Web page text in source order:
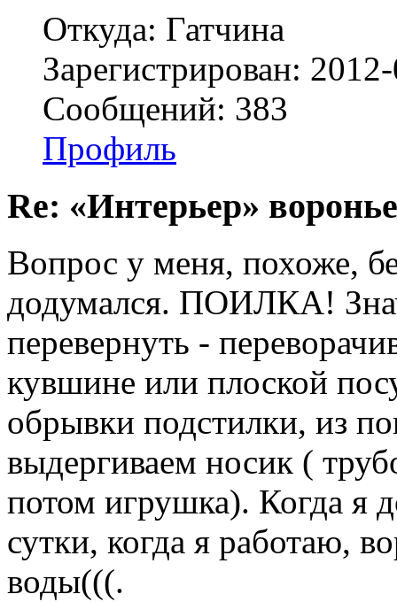
Откуда: Гатчина
Зарегистрирован:
Сообщений: 383
Профиль
Re: «Интерьер»
Вопрос у меня, похоже,
додумался. ПОИЛКА!
перевернуть -
кувшине или плоской
обрывки подстилки, из
выдергиваем носик (
потом игрушка). Когда я
сутки, когда я работаю,
воды(((.